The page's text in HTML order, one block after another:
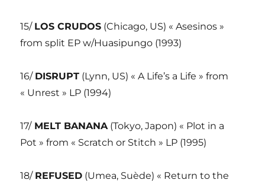
15/ LOS CRUDOS (Chicago, US) « Asesinos »
from split EP w/Huasipungo (1993)
16/ DISRUPT (Lynn, US) « A Life’s a Life » from
« Unrest » LP (1994)
17/MELT BANANA(Tokyo, Japon) « Plot in a
Pot » from « Scratch or Stitch » LP (1995)
18/ REFUSED (Umea, Suède) « Return to the